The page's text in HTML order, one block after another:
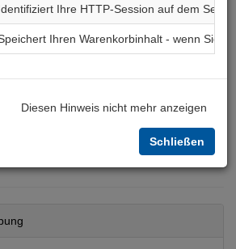
Ihre HTTP-Session auf dem Server
Ihren Warenkorbinhalt - wenn Sie
Diesen Hinweis nicht mehr anzeigen
Schließen
bei
und
Aufklärungsbogen